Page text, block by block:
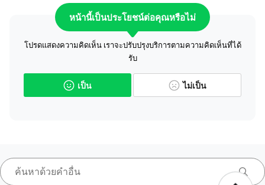
หน้านี้เป็นประโยชน์ต่อคุณหรือไม่
โปรดแสดงความคิดเห็น เราจะปรับปรุงบริการตามความคิดเห็นที่ได้
รับ
เป็น ไม่เป็น